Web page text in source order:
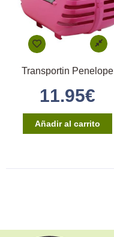
Transportin Penelope
11.95€
Añadir al carrito